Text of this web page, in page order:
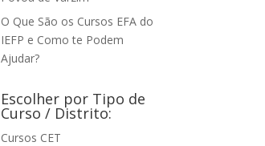
O Que São os Cursos EFA do
IEFP e Como te Podem
Ajudar?
Escolher por Tipo de
Curso / Distrito:
Cursos CET